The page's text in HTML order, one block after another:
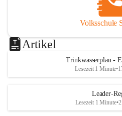
Volksschule
Artikel
Trinkwasserplan -
Lesezeit 1 Minute•
Leader-
Lesezeit 1 Minute•